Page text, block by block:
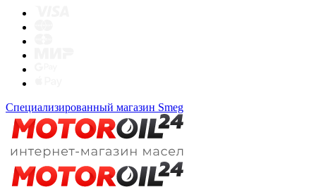
Специализированный магазин Smeg